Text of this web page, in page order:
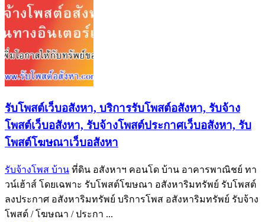
รับโพสต์เว็บอสังหา, บริการรับโพสต์อสังหา, รับจ้าง
โพสต์เว็บอสังหา, รับจ้างโพสต์ประกาศเว็บอสังหา, รับ
โพสต์โฆษณาเว็บอสังหา
รับจ้างโพส บ้าน ที่ดิน อสังหาฯ คอนโด บ้าน อาคารพาณิชย์ ทา
วน์เฮ้าส์ โดยเฉพาะ รับโพสต์โฆษณา อสังหาริมทรัพย์ รับโพสต์
ลงประกาศ อสังหาริมทรัพย์ บริการโพส อสังหาริมทรัพย์ รับจ้าง
โพสต์ / โฆษณา / ประกา ...